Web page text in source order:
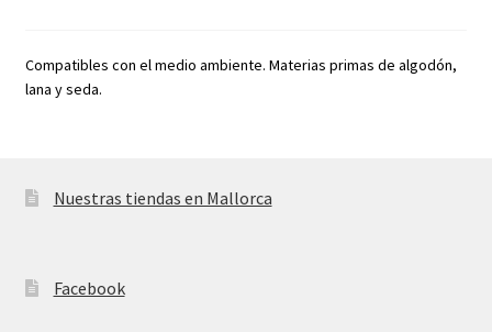
Compatibles con el medio ambiente. Materias primas de algodón,
lana y seda.
Nuestras tiendas en Mallorca
Facebook